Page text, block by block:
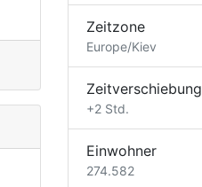
Zeitzone
Europe/Kiev
Zeitverschiebung
+2 Std.
Einwohner
274.582